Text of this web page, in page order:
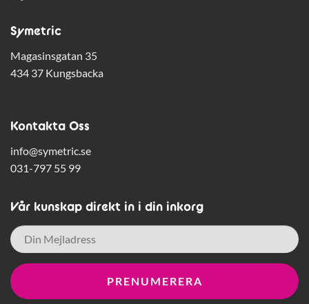
Symetric
Magasinsgatan 35
434 37 Kungsbacka
Kontakta Oss
info@symetric.se
031-797 55 99
Vår kunskap direkt in i din inkorg
E-
post *